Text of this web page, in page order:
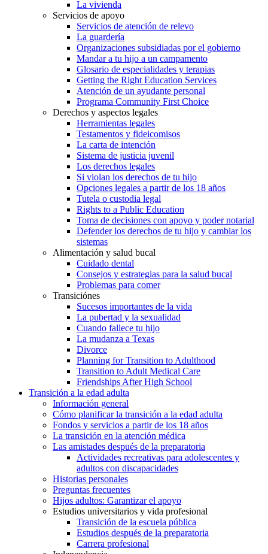
La vivienda
Servicios de apoyo
Servicios de atención de relevo
La guardería
Organizaciones subsidiadas por el gobierno
Mandar a tu hijo a un campamento
Glosario de especialidades y terapias
Getting the Right Education Services
Atención de un ayudante personal
Programa Community First Choice
Derechos y aspectos legales
Herramientas legales
Testamentos y fideicomisos
La carta de intención
Sistema de justicia juvenil
Los derechos legales
Si violan los derechos de tu hijo
Opciones legales a partir de los 18 años
Tutela o custodia legal
Rights to a Public Education
Toma de decisiones con apoyo y poder notarial
Defender los derechos de tu hijo y cambiar los
sistemas
Alimentación y salud bucal
Cuidado dental
Consejos y estrategias para la salud bucal
Problemas para comer
Transiciónes
Sucesos importantes de la vida
La pubertad y la sexualidad
Cuando fallece tu hijo
La mudanza a Texas
Divorce
Planning for Transition to Adulthood
Transition to Adult Medical Care
Friendships After High School
Transición a la edad adulta
Información general
Cómo planificar la transición a la edad adulta
Fondos y servicios a partir de los 18 años
La transición en la atención médica
Las amistades después de la preparatoria
Actividades recreativas para adolescentes y
adultos con discapacidades
Historias personales
Preguntas frecuentes
Hijos adultos: Garantizar el apoyo
Estudios universitarios y vida profesional
Transición de la escuela pública
Estudios después de la preparatoria
Carrera profesional